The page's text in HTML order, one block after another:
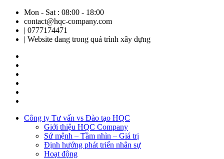
Mon - Sat : 08:00 - 18:00
contact@hqc-company.com
| 0777174471
| Website đang trong quá trình xây dựng
Công ty Tư vấn vs Đào tạo HQC
Giới thiệu HQC Company
Sứ mệnh – Tầm nhìn – Giá trị
Định hướng phát triển nhân sự
Hoạt động